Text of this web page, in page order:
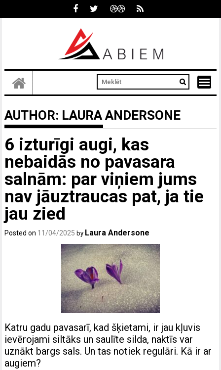
AUTHOR: LAURA ANDERSONE
6 izturīgi augi, kas
nebaidās no pavasara
salnām: par viņiem jums
nav jāuztraucas pat, ja tie
jau zied
Posted on 11/04/2025 by Laura Andersone
Katru gadu pavasarī, kad šķietami, ir jau kļuvis
ievērojami siltāks un saulīte silda, naktīs var
uznākt bargs sals. Un tas notiek regulāri. Kā ir ar
augiem?